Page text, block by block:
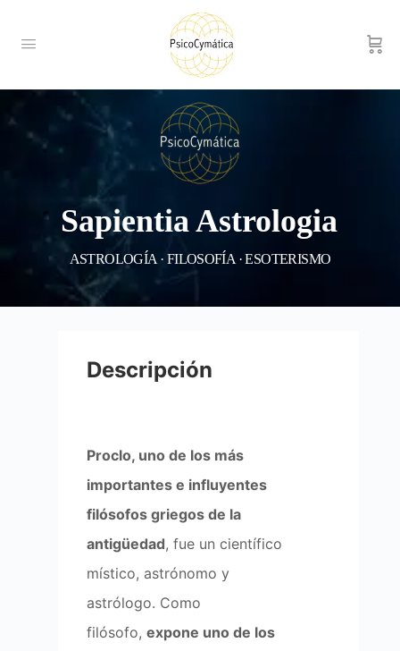
Sapientia Astrologia
ASTROLOGÍA · FILOSOFÍA · ESOTERISMO
Descripción
Proclo, uno de los más
importantes e influyentes
filósofos griegos de la
antigüedad, fue un científico
místico, astrónomo y
astrólogo. Como
filósofo, expone uno de los